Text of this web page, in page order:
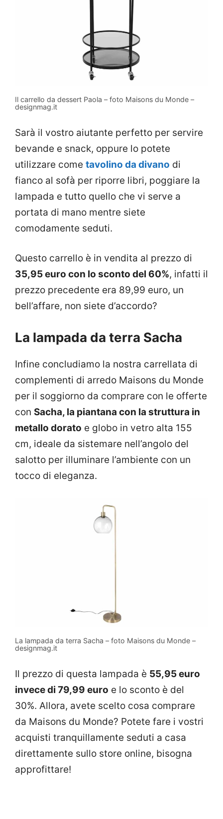
Il carrello da dessert Paola – foto Maisons du Monde –
designmag.it
Sarà il vostro aiutante perfetto per servire
bevande e snack, oppure lo potete
utilizzare come tavolino da divano di
fianco al sofà per riporre libri, poggiare la
lampada e tutto quello che vi serve a
portata di mano mentre siete
comodamente seduti.
Questo carrello è in vendita al prezzo di
35,95 euro con lo sconto del 60%, infatti il
prezzo precedente era 89,99 euro, un
bell’affare, non siete d’accordo?
La lampada da terra Sacha
Infine concludiamo la nostra carrellata di
complementi di arredo Maisons du Monde
per il soggiorno da comprare con le offerte
con Sacha, la piantana con la struttura in
metallo dorato e globo in vetro alta 155
cm, ideale da sistemare nell’angolo del
salotto per illuminare l’ambiente con un
tocco di eleganza.
La lampada da terra Sacha – foto Maisons du Monde –
designmag.it
Il prezzo di questa lampada è 55,95 euro
invece di 79,99 euro e lo sconto è del
30%. Allora, avete scelto cosa comprare
da Maisons du Monde? Potete fare i vostri
acquisti tranquillamente seduti a casa
direttamente sullo store online, bisogna
approfittare!